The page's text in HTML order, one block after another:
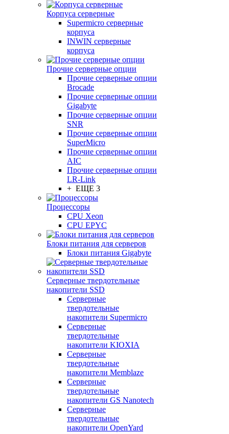
Корпуса серверные
Supermicro серверные
корпуса
INWIN серверные
корпуса
Прочие серверные опции
Прочие серверные опции
Brocade
Прочие серверные опции
Gigabyte
Прочие серверные опции
SNR
Прочие серверные опции
SuperMicro
Прочие серверные опции
AIC
Прочие серверные опции
LR-Link
+ ЕЩЕ 3
Процессоры
CPU Xeon
CPU EPYC
Блоки питания для серверов
Блоки питания Gigabyte
Серверные твердотельные
накопители SSD
Cерверные
твердотельные
накопители Supermicro
Cерверные
твердотельные
накопители KIOXIA
Cерверные
твердотельные
накопители Memblaze
Cерверные
твердотельные
накопители GS Nanotech
Серверные
твердотельные
накопители OpenYard